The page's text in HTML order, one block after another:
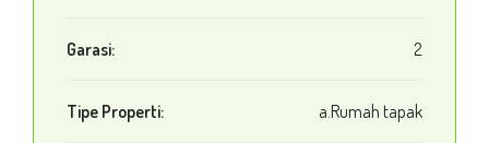
Garasi: 2
Tipe Properti: a.Rumah tapak